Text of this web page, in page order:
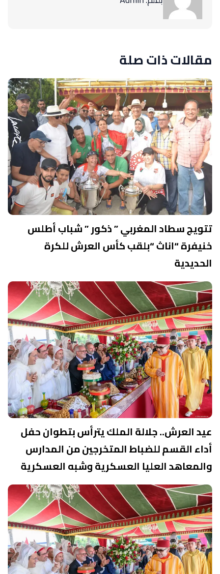
مقالات ذات صلة
تتويج سطاد المغربي ” ذكور ” شباب أطلس
خنيفرة “اناث “بلقب كأس العرش للكرة
الحديدية
عيد العرش.. جلالة الملك يترأس بتطوان حفل
أداء القسم للضباط المتخرجين من المدارس
والمعاهد العليا العسكرية وشبه العسكرية